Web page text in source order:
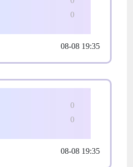
0
08-08 19:35
0
0
08-08 19:35